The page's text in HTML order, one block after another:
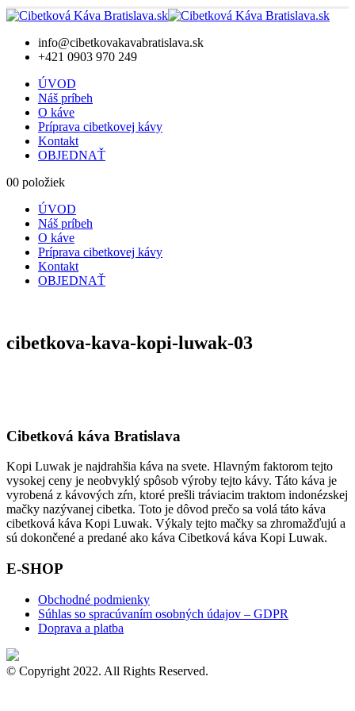
info@cibetkovakavabratislava.sk
+421 0903 970 249
ÚVOD
Náš príbeh
O káve
Príprava cibetkovej kávy
Kontakt
OBJEDNAŤ
00 položiek
ÚVOD
Náš príbeh
O káve
Príprava cibetkovej kávy
Kontakt
OBJEDNAŤ
cibetkova-kava-kopi-luwak-03
Cibetková káva Bratislava
Kopi Luwak je najdrahšia káva na svete. Hlavným faktorom tejto
vysokej ceny je neobvyklý spôsob výroby tejto kávy. Táto káva je
vyrobená z kávových zŕn, ktoré prešli tráviacim traktom indonézskej
mačky nazývanej cibetka. Toto je dôvod prečo sa volá táto káva
cibetková káva Kopi Luwak. Výkaly tejto mačky sa zhromažďujú a
sú dokončené a predané ako káva Cibetková káva Kopi Luwak.
E-SHOP
Obchodné podmienky
Súhlas so spracúvaním osobných údajov – GDPR
Doprava a platba
© Copyright 2022. All Rights Reserved.